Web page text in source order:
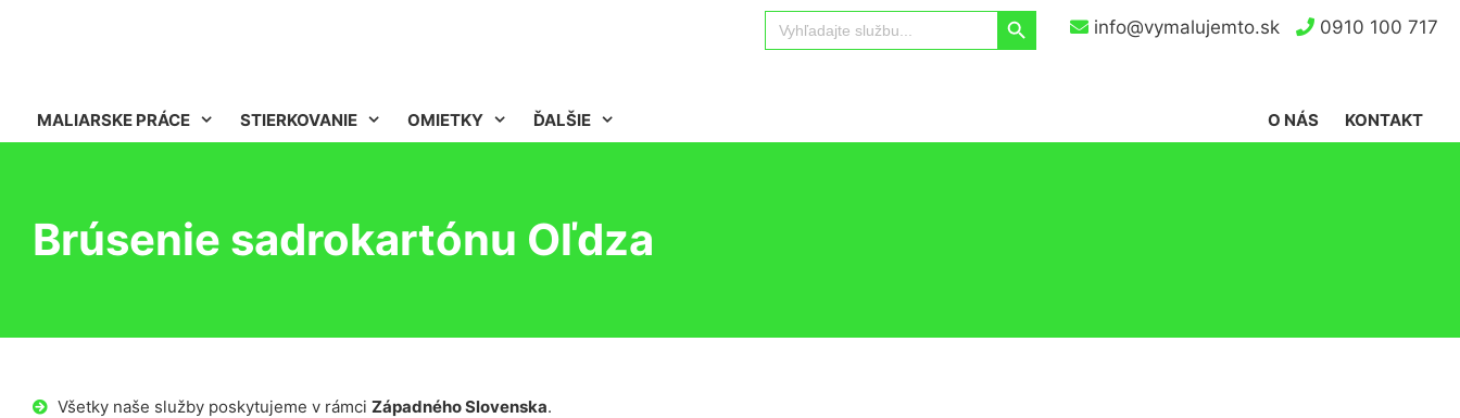
info@vymalujemto.sk 0910 100 717
Search
for:
Search Button
MALIARSKE PRÁCE STIERKOVANIE OMIETKY ĎALŠIE KONTAKT
O NÁS
Brúsenie sadrokartónu Oľdza
Všetky naše služby poskytujeme v rámci Západného Slovenska.